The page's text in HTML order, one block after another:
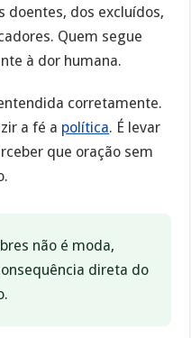
doentes, dos excluídos,
Quem segue
à dor humana.
corretamente.
a fé a política. É levar
que oração sem
não é moda,
direta do